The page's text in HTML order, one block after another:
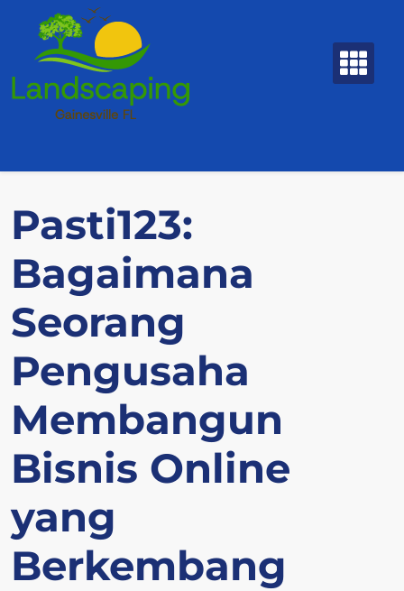
content
Pasti123:
Bagaimana
Seorang
Pengusaha
Membangun
Bisnis Online
yang
Berkembang